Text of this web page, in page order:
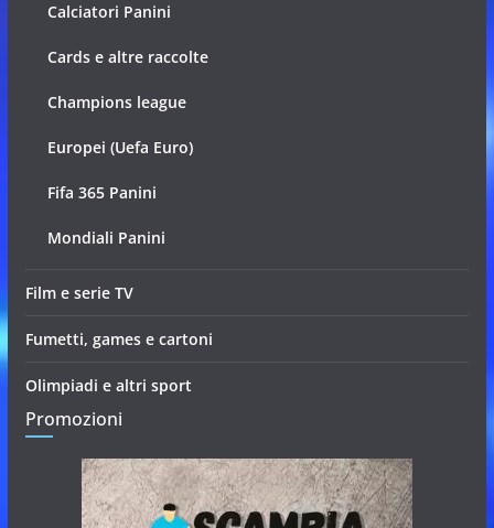
Calciatori Panini
Cards e altre raccolte
Champions league
Europei (Uefa Euro)
Fifa 365 Panini
Mondiali Panini
Film e serie TV
Fumetti, games e cartoni
Olimpiadi e altri sport
Promozioni